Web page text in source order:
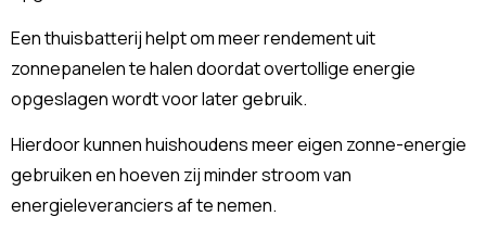
Een thuisbatterij helpt om meer rendement uit
zonnepanelen te halen doordat overtollige energie
opgeslagen wordt voor later gebruik.
Hierdoor kunnen huishoudens meer eigen zonne-energie
gebruiken en hoeven zij minder stroom van
energieleveranciers af te nemen.